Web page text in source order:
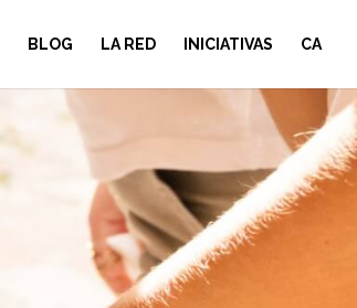
BLOG LA RED INICIATIVAS CA